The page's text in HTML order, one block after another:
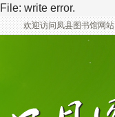
File: write error.
欢迎访问凤县图书馆网站